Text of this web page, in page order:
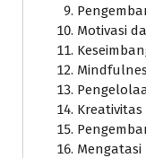
Motivasi